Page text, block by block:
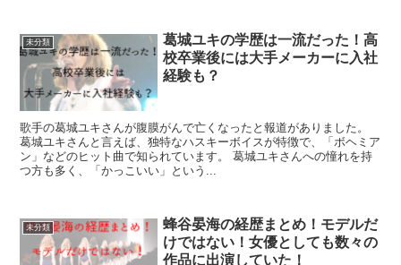
未分類
葛城ユキの学歴は一流だった！高
校卒業後には大手メーカーに入社
経験も？
歌手の葛城ユキさんが腹膜がんで亡くなったと報道がありました。
葛城ユキさんと言えば、独特なハスキーボイスが特徴で、「ボヘミア
ン」などのヒット曲で知られています。 葛城ユキさんへの憧れを持
つ方も多く、「かっこいい」という...
未分類
蜂谷晏海の経歴まとめ！モデルだ
けではない！女優としても数々の
作品に出演していた！